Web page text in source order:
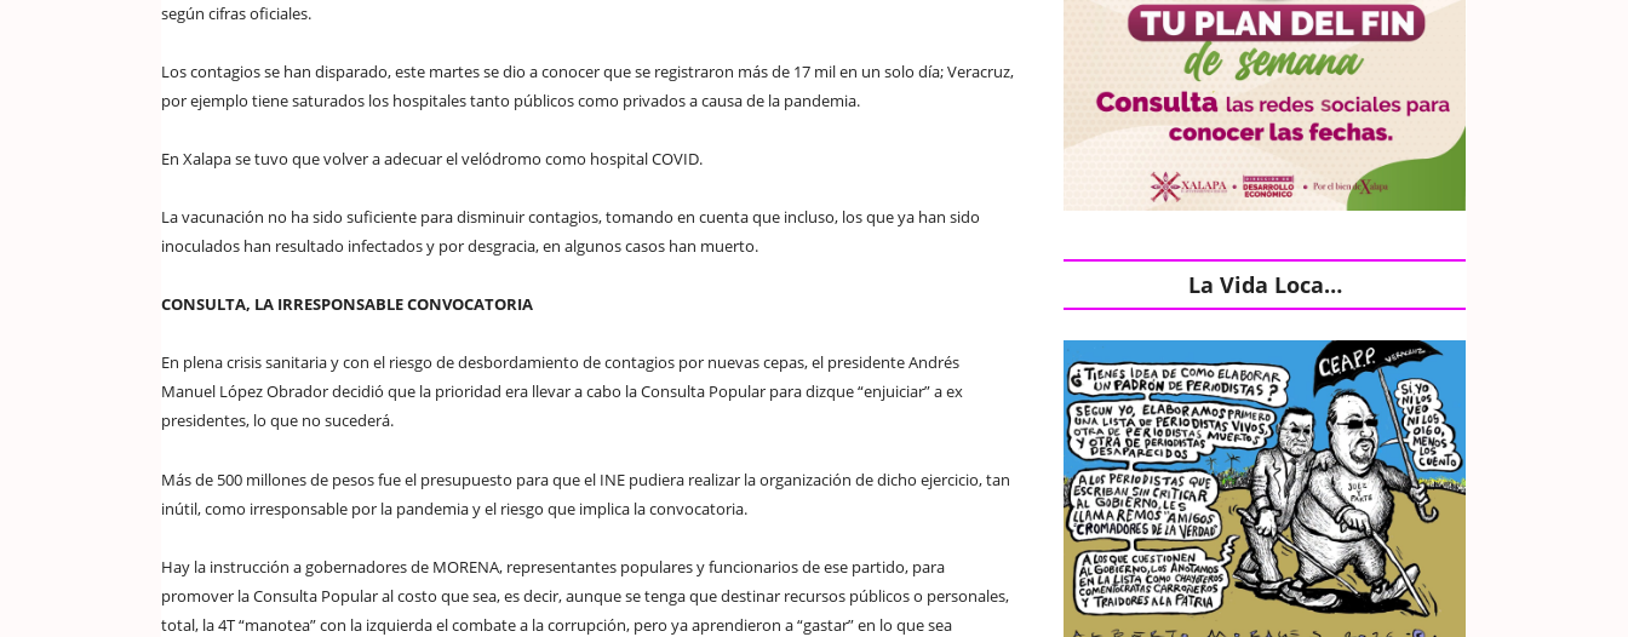
según cifras oficiales.
Los contagios se han disparado, este martes se dio a conocer que se registraron más de 17 mil en un solo día; Veracruz,
por ejemplo tiene saturados los hospitales tanto públicos como privados a causa de la pandemia.
En Xalapa se tuvo que volver a adecuar el velódromo como hospital COVID.
La vacunación no ha sido suficiente para disminuir contagios, tomando en cuenta que incluso, los que ya han sido
inoculados han resultado infectados y por desgracia, en algunos casos han muerto.
CONSULTA, LA IRRESPONSABLE CONVOCATORIA
En plena crisis sanitaria y con el riesgo de desbordamiento de contagios por nuevas cepas, el presidente Andrés
Manuel López Obrador decidió que la prioridad era llevar a cabo la Consulta Popular para dizque “enjuiciar” a ex
presidentes, lo que no sucederá.
Más de 500 millones de pesos fue el presupuesto para que el INE pudiera realizar la organización de dicho ejercicio, tan
inútil, como irresponsable por la pandemia y el riesgo que implica la convocatoria.
Hay la instrucción a gobernadores de MORENA, representantes populares y funcionarios de ese partido, para
promover la Consulta Popular al costo que sea, es decir, aunque se tenga que destinar recursos públicos o personales,
total, la 4T “manotea” con la izquierda el combate a la corrupción, pero ya aprendieron a “gastar” en lo que sea
La Vida Loca…